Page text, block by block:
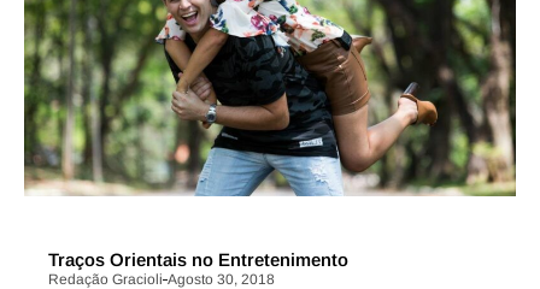
Traços Orientais no Entretenimento
Redação Gracioli Agosto 30, 2018